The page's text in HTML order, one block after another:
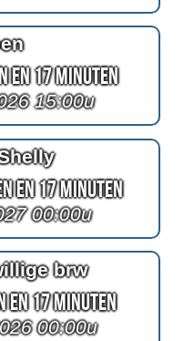
en 17 Minuten
15:00u
en 17 Minuten
00:00u
brw
en 17 Minuten
00:00u